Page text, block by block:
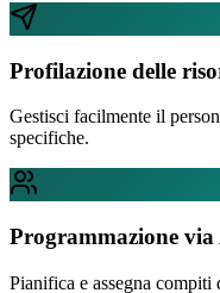
Profilazione delle
Gestisci facilmente il
specifiche.
Programmazione via
Pianifica e assegna